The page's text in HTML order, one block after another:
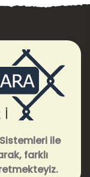
ile
farklı